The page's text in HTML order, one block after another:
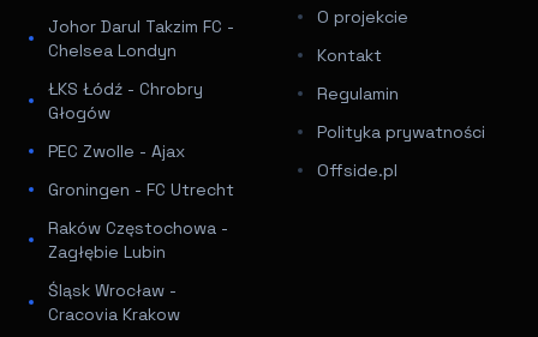
Johor Darul Takzim FC -
Chelsea Londyn
ŁKS Łódź - Chrobry
Głogów
PEC Zwolle - Ajax
Groningen - FC Utrecht
Raków Częstochowa -
Zagłębie Lubin
Śląsk Wrocław -
Cracovia Krakow
O projekcie
Kontakt
Regulamin
Polityka prywatności
Offside.pl